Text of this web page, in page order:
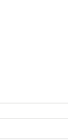
という発